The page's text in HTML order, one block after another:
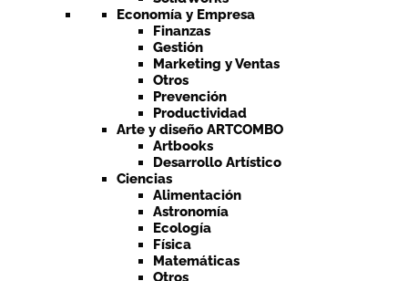
Economía y Empresa
Finanzas
Gestión
Marketing y Ventas
Otros
Prevención
Productividad
Arte y diseño ARTCOMBO
Artbooks
Desarrollo Artístico
Ciencias
Alimentación
Astronomía
Ecología
Física
Matemáticas
Otros